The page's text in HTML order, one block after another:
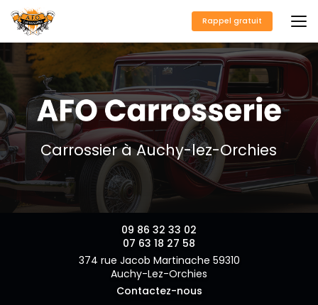
au
contenu
principal
Rappel gratuit
Carrossier à Auchy-lez-Orchies
09 86 32 33 02
07 63 18 27 58
374 rue Jacob Martinache 59310
Auchy-Lez-Orchies
Contactez-nous